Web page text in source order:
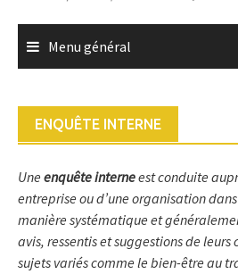
Menu général
ENQUÊTE INTERNE
Une enquête interneest conduite
entreprise ou d’une organisation
manière systématique et
avis, ressentis et suggestions de
sujets variés comme le bien-être au